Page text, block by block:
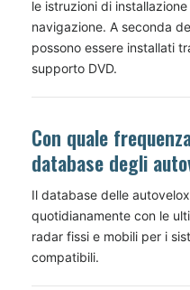
le istruzioni di
navigazione. A seconda
possono essere installati
supporto DVD.
Con quale
database degli
Il database delle
quotidianamente con le
radar fissi e mobili per i
compatibili.